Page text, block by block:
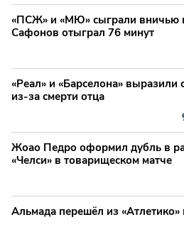
«ПСЖ» и «МЮ» сыграли вничью
Сафонов отыграл 76 минут
«Реал» и «Барселона» выразили
из-за смерти отца
Жоао Педро оформил дубль в
«Челси» в товарищеском матче
Альмада перешёл из